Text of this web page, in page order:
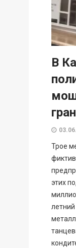
В
Трое
этих